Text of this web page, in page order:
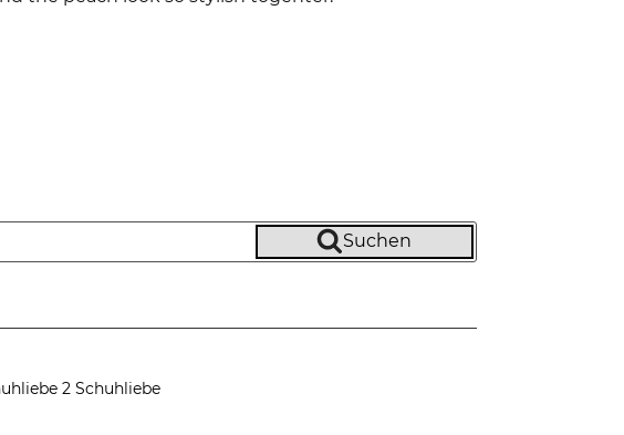
Suchen
2 Schuhliebe